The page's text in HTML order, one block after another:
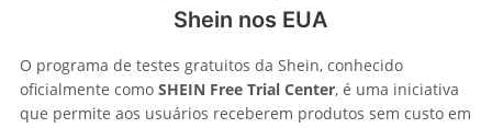
Shein nos EUA
O programa de testes gratuitos da Shein, conhecido
oficialmente como SHEIN Free Trial Center, é uma iniciativa
que permite aos usuários receberem produtos sem custo em